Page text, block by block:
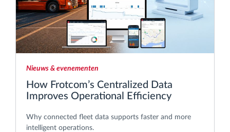
Nieuws & evenementen
How Frotcom’s Centralized Data
Improves Operational Efficiency
Why connected fleet data supports faster and more
intelligent operations.